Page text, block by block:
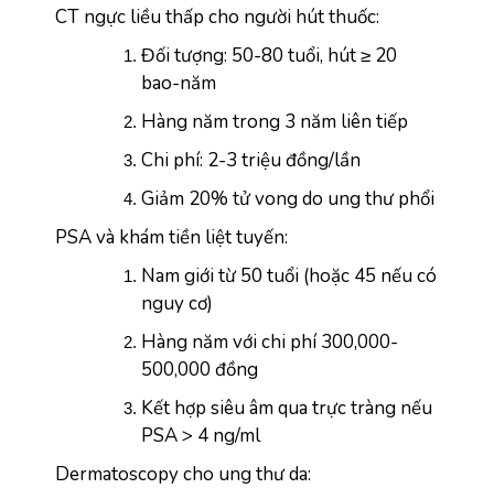
CT ngực liều thấp cho người hút thuốc:
Đối tượng: 50-80 tuổi, hút ≥ 20
bao-năm
Hàng năm trong 3 năm liên tiếp
Chi phí: 2-3 triệu đồng/lần
Giảm 20% tử vong do ung thư phổi
PSA và khám tiền liệt tuyến:
Nam giới từ 50 tuổi (hoặc 45 nếu có
nguy cơ)
Hàng năm với chi phí 300,000-
500,000 đồng
Kết hợp siêu âm qua trực tràng nếu
PSA > 4 ng/ml
Dermatoscopy cho ung thư da: